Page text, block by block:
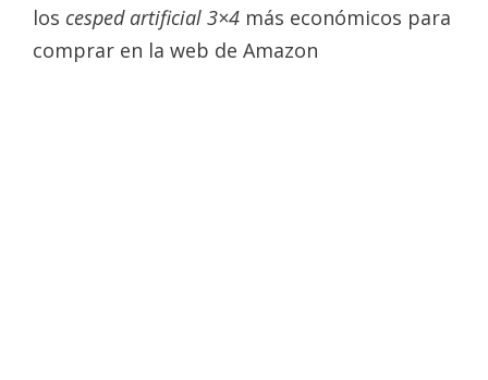
los cesped artificial 3×4 más económicos para
comprar en la web de Amazon